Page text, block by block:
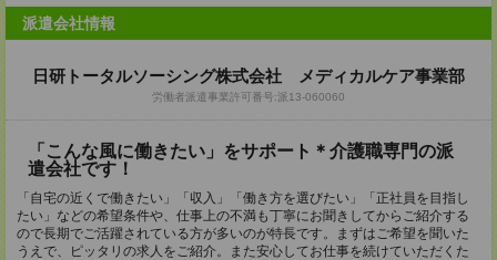
派遣会社情報
日研トータルソーシング株式会社 メディカルケア事業部
労働者派遣事業許可番号:派13-060060
「こんな風に働きたい」をサポート＊介護職専門の派
遣会社です！
「自宅の近くで働きたい」「収入」「働き方を選びたい」「正社員を目指し
たい」などの希望条件や、仕事上の不満も丁寧にお聞きしてからご紹介する
ので長期でご活躍されている方が多いのが特長です。まずはご希望を聞いた
うえで、ピッタリの求人をご紹介。また安心してお仕事を続けていただくた